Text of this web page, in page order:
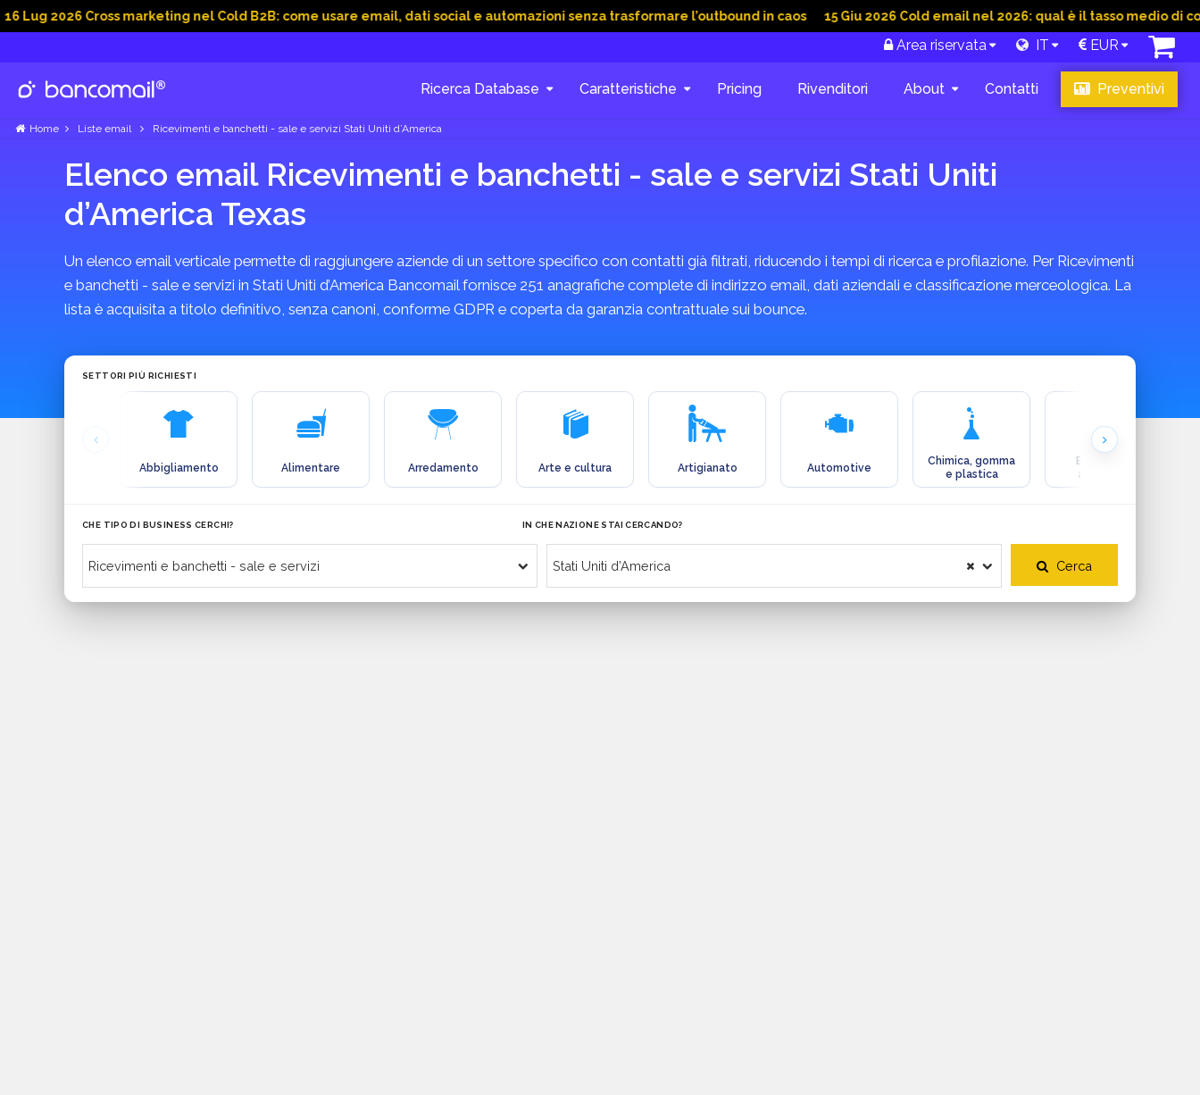
Cross marketing nel Cold B2B: come usare email, dati social e automazioni senza trasformare l’outbound in caos 15 Giu 2026 Cold email nel 2026: qual è il tasso medio di
Area riservata IT EUR
Ricerca Database Caratteristiche Pricing Rivenditori About Contatti Preventivi
Home Liste email Ricevimenti e banchetti - sale e servizi Stati Uniti d’America
Elenco email Ricevimenti e banchetti - sale e servizi Stati Uniti
d’America Texas
Un elenco email verticale permette di raggiungere aziende di un settore specifico con contatti già filtrati, riducendo i tempi di ricerca e profilazione. Per Ricevimenti
e banchetti - sale e servizi in Stati Uniti d’America Bancomail fornisce 251 anagrafiche complete di indirizzo email, dati aziendali e classificazione merceologica. La
lista è acquisita a titolo definitivo, senza canoni, conforme GDPR e coperta da garanzia contrattuale sui bounce.
SETTORI PIÙ RICHIESTI
Abbigliamento Alimentare Arredamento Arte e cultura Artigianato Automotive
Chimica, gomma
e plastica
Ecologia e
ambiente
CHE TIPO DI BUSINESS CERCHI? IN CHE NAZIONE STAI CERCANDO?
Cerca